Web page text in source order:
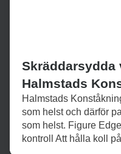
Skräddarsydda
Halmstads
Halmstads
som helst och därför
som helst. Figure
kontroll Att hålla koll